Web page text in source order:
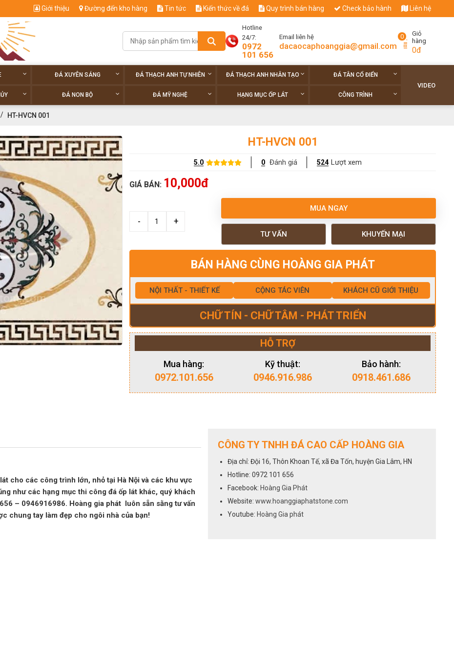
Giới thiệu Đường đến kho hàng Tin tức Kiến thức về đá Quy trình bán hàng Check bảo hành Liên hệ
Hotline
24/7:
0972
101 656
Email liên hệ
dacaocaphoanggia@gmail.com
0
Giỏ
hàng
0đ
ĐÁ XUYÊN SÁNG ĐÁ THẠCH ANH TỰ NHIÊN ĐÁ THẠCH ANH NHÂN TẠO ĐÁ TÂN CỔ ĐIỂN
ĐÁ NON BỘ ĐÁ MỸ NGHỆ HẠNG MỤC ỐP LÁT CÔNG TRÌNH
VIDEO
HT-HVCN 001
HT-HVCN 001
5.0 0 Đánh giá 524 Lượt xem
GIÁ BÁN: 10,000đ
MUA NGAY
TƯ VẤN KHUYẾN MẠI
BÁN HÀNG CÙNG HOÀNG GIA PHÁT
NỘI THẤT - THIẾT KẾ CỘNG TÁC VIÊN KHÁCH CŨ GIỚI THIỆU
CHỮ TÍN - CHỮ TÂM - PHÁT TRIỂN
HỖ TRỢ
Mua hàng:
0972.101.656
Kỹ thuật:
0946.916.986
Bảo hành:
0918.461.686
cho các công trình lớn, nhỏ tại Hà Nội và các khu vực
như các hạng mục thi công đá ốp lát khác, quý khách
– 0946916986. Hoàng gia phát luôn sẵn sằng tư vấn
chung tay làm đẹp cho ngôi nhà của bạn!
CÔNG TY TNHH ĐÁ CAO CẤP HOÀNG GIA
Địa chỉ: Đội 16, Thôn Khoan Tế, xã Đa Tốn, huyện Gia Lâm, HN
Hotline: 0972 101 656
Facebook: Hoàng Gia Phát
Website: www.hoanggiaphatstone.com
Youtube: Hoàng Gia phát